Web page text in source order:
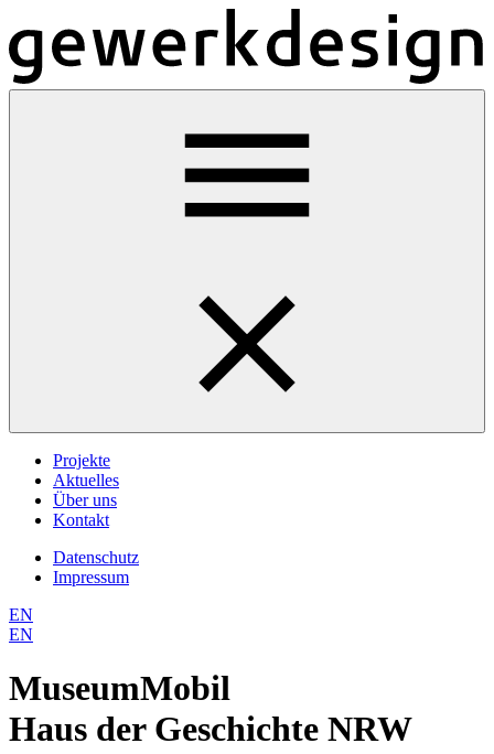
Projekte
Aktuelles
Über uns
Kontakt
Datenschutz
Impressum
EN
EN
MuseumMobil
Haus der Geschichte NRW